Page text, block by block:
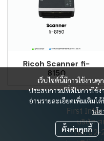
Ricoh Scanner fi-
8150
เว็บไซต์นี้มีการใช้งาน
ประสบการณ์ที่ดีในการใช้ง
อ่านรายละเอียดเพิ่มเติมไ
นโ
ตั้งค่าคุกกี้
First Inter
บริษัท ส
Tel: